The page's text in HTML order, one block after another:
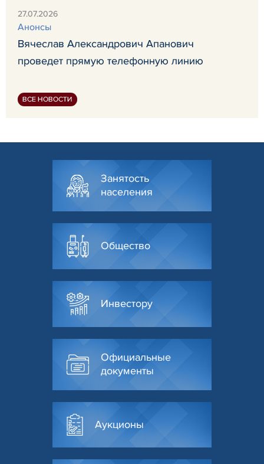
27.07.2026
Анонсы
Вячеслав Александрович Апанович
проведет прямую телефонную линию
ВСЕ НОВОСТИ
Занятость
населения
Общество
Инвестору
Официальные
документы
Аукционы